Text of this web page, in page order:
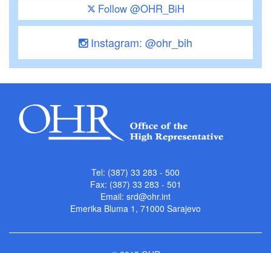
Follow @OHR_BiH
Instagram: @ohr_bih
Tel: (387) 33 283 - 500
Fax: (387) 33 283 - 501
Email: srd@ohr.int
Emerika Bluma 1, 71000 Sarajevo